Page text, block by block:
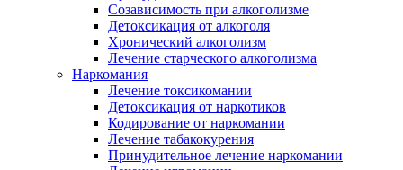
Созависимость при алкоголизме
Детоксикация от алкоголя
Хронический алкоголизм
Лечение старческого алкоголизма
Наркомания
Лечение токсикомании
Детоксикация от наркотиков
Кодирование от наркомании
Лечение табакокурения
Принудительное лечение наркомании